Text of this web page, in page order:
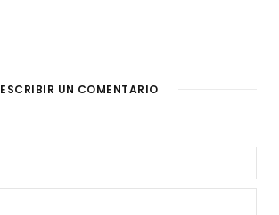
ESCRIBIR UN COMENTARIO